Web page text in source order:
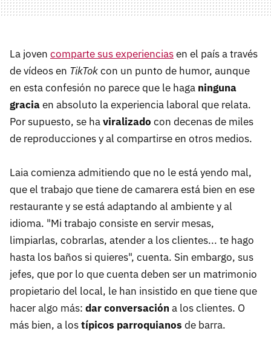
La joven comparte sus experienciasen el país a través
de vídeos en TikTokcon un punto de humor, aunque
en esta confesión no parece que le haga ninguna
graciaen absoluto la experiencia laboral que relata.
Por supuesto, se haviralizado con decenas de miles
de reproducciones y al compartirse en otros medios.
Laia comienza admitiendo que no le está yendo mal,
que el trabajo que tiene de camarera está bien en ese
restaurante y se está adaptando al ambiente y al
idioma. "Mi trabajo consiste en servir mesas,
limpiarlas, cobrarlas, atender a los clientes... te hago
hasta los baños si quieres", cuenta. Sin embargo, sus
jefes, que por lo que cuenta deben ser un matrimonio
propietario del local, le han insistido en que tiene que
hacer algo más: dar conversación a los clientes. O
más bien, a lostípicos parroquianos de barra.